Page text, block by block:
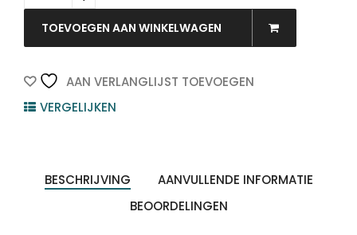
LEXMARK
Imaging
Cartidge
100.000vel
quantity
TOEVOEGEN AAN WINKELWAGEN
AAN VERLANGLIJST TOEVOEGEN
VERGELIJKEN
BESCHRIJVING
AANVULLENDE INFORMATIE
BEOORDELINGEN